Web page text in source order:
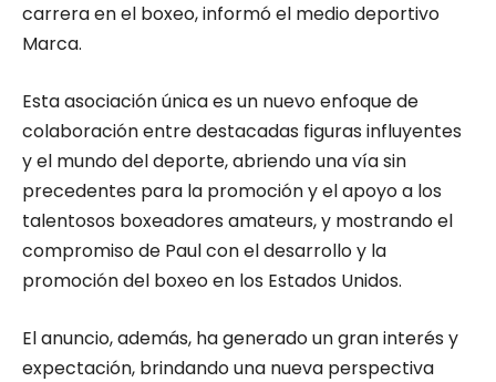
carrera en el boxeo, informó el medio deportivo
Marca.
Esta asociación única es un nuevo enfoque de
colaboración entre destacadas figuras influyentes
y el mundo del deporte, abriendo una vía sin
precedentes para la promoción y el apoyo a los
talentosos boxeadores amateurs, y mostrando el
compromiso de Paul con el desarrollo y la
promoción del boxeo en los Estados Unidos.
El anuncio, además, ha generado un gran interés y
expectación, brindando una nueva perspectiva